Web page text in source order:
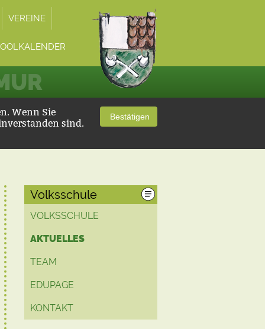
VEREINE
Wenn Sie
sind.
Bestätigen
Volksschule
VOLKSSCHULE
AKTUELLES
TEAM
EDUPAGE
KONTAKT